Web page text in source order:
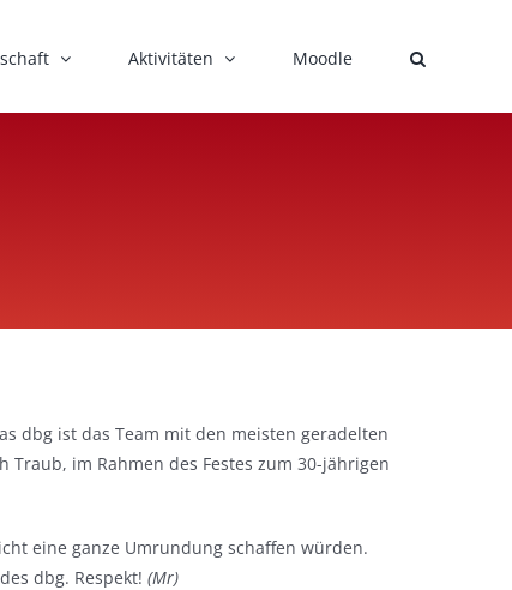
Aktivitäten Moodle
dbg ist das Team mit den meisten geradelten
im Rahmen des Festes zum 30-jährigen
eine ganze Umrundung schaffen würden.
dbg. Respekt! (Mr)